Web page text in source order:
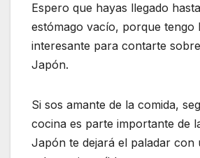
Espero que hayas llegado
estómago vacío, porque tengo
interesante para contarte
Japón.
Si sos amante de la comida,
cocina es parte importante de
Japón te dejará el paladar con